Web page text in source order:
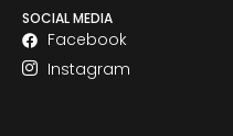
SOCIAL MEDIA
Facebook
Instagram